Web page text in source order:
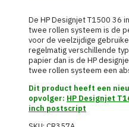
De HP Designjet T1500 36
twee rollen systeem is de
voor de veelzijdige
regelmatig verschillende
papier dan is de HP
twee rollen systeem een
Dit product heeft een
opvolger: HP Designjet
inch postscript